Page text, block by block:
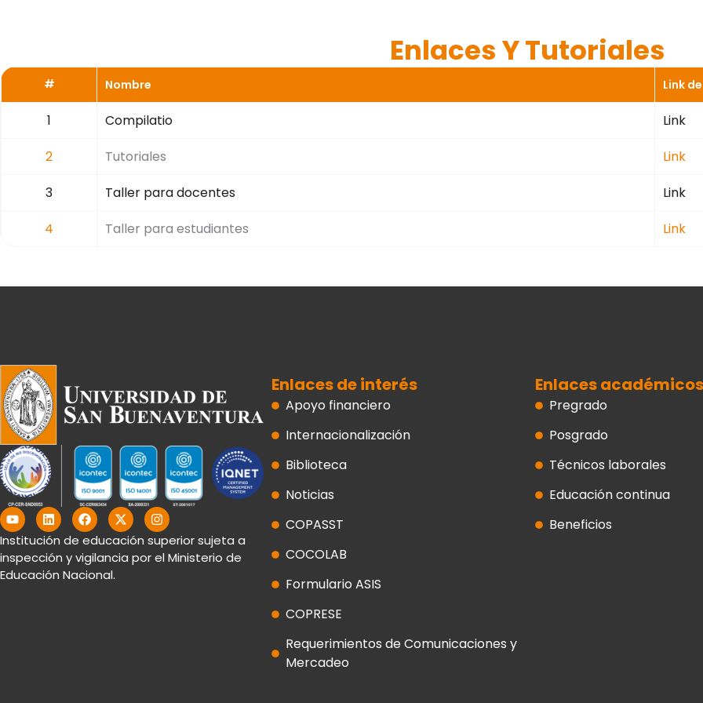
Enlaces Y Tutoriales
# Nombre Link
1 Compilatio
Link
2
Tutoriales
Link
3
Taller para docentes
Link
4
Taller para estudiantes Link
Y
o
u
t
u
b
L
i
n
k
e
d
F
a
c
e
b
o
X
-
t
w
i
I
n
s
t
a
Institución de educación superior sujeta a
inspección y vigilancia por el Ministerio de
Educación Nacional.
Enlaces de interés
Apoyo financiero
Internacionalización
Biblioteca
Noticias
COPASST
COCOLAB
Formulario ASIS
COPRESE
Requerimientos de Comunicaciones y
Mercadeo
Enlaces académicos
Pregrado
Posgrado
Técnicos laborales
Educación continua
Beneficios